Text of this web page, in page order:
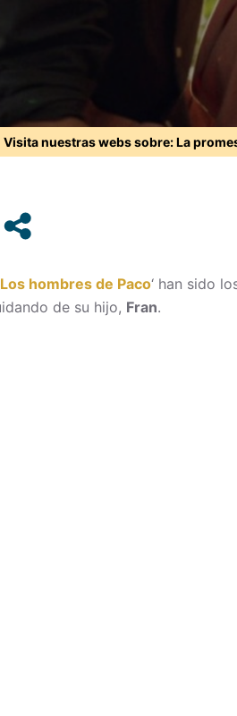
Visita nuestras webs sobre:La
Los hombres de Paco‘ han sido
de su hijo, Fran.